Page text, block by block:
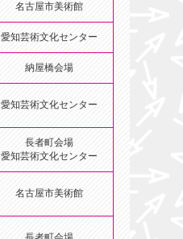
名古屋市美術館
愛知芸術文化センター
納屋橋会場
愛知芸術文化センター
長者町会場
愛知芸術文化センター
名古屋市美術館